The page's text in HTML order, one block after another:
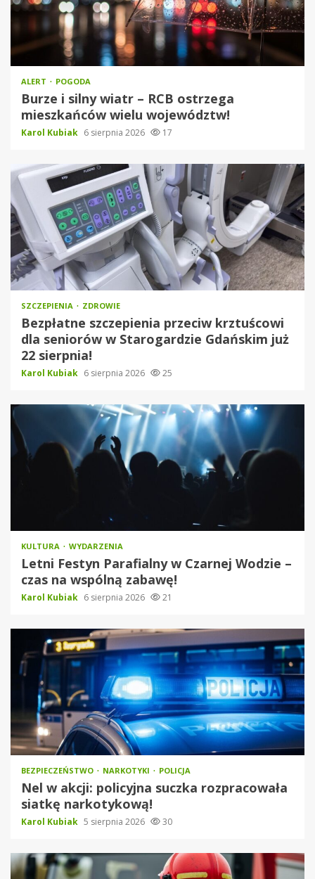
ALERT POGODA
Burze i silny wiatr – RCB ostrzega
mieszkańców wielu województw!
Karol Kubiak 6 sierpnia 2026 17
SZCZEPIENIA ZDROWIE
Bezpłatne szczepienia przeciw krztuścowi
dla seniorów w Starogardzie Gdańskim już
22 sierpnia!
Karol Kubiak 6 sierpnia 2026 25
KULTURA WYDARZENIA
Letni Festyn Parafialny w Czarnej Wodzie –
czas na wspólną zabawę!
Karol Kubiak 6 sierpnia 2026 21
BEZPIECZEŃSTWO NARKOTYKI POLICJA
Nel w akcji: policyjna suczka rozpracowała
siatkę narkotykową!
Karol Kubiak 5 sierpnia 2026 30